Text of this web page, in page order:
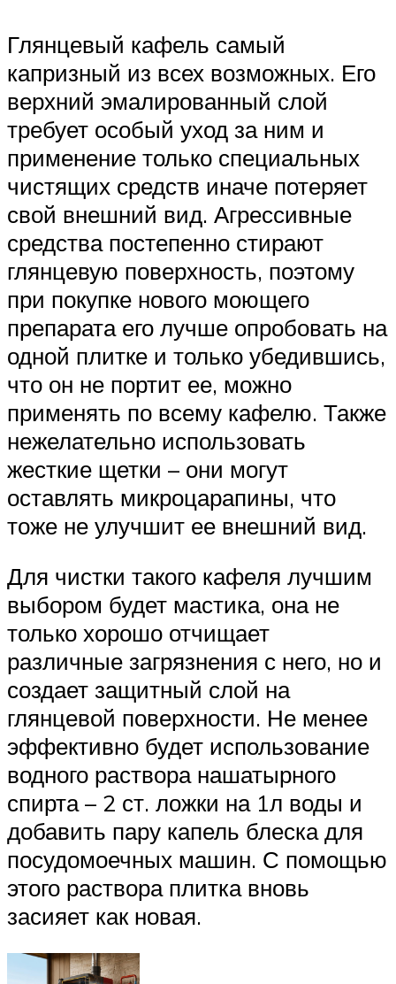
Глянцевый кафель самый
капризный из всех возможных. Его
верхний эмалированный слой
требует особый уход за ним и
применение только специальных
чистящих средств иначе потеряет
свой внешний вид. Агрессивные
средства постепенно стирают
глянцевую поверхность, поэтому
при покупке нового моющего
препарата его лучше опробовать на
одной плитке и только убедившись,
что он не портит ее, можно
применять по всему кафелю. Также
нежелательно использовать
жесткие щетки – они могут
оставлять микроцарапины, что
тоже не улучшит ее внешний вид.
Для чистки такого кафеля лучшим
выбором будет мастика, она не
только хорошо отчищает
различные загрязнения с него, но и
создает защитный слой на
глянцевой поверхности. Не менее
эффективно будет использование
водного раствора нашатырного
спирта – 2 ст. ложки на 1л воды и
добавить пару капель блеска для
посудомоечных машин. С помощью
этого раствора плитка вновь
засияет как новая.